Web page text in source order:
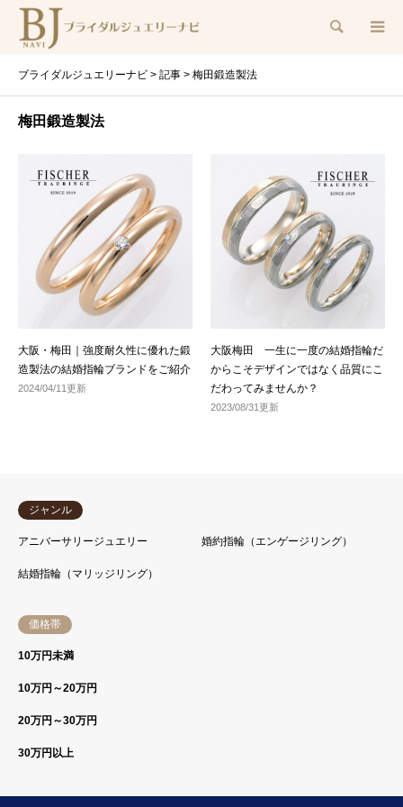
検索
ブライダルジュエリーナビ > 記事 > 梅田鍛造製法
梅田鍛造製法
大阪・梅田｜強度耐久性に優れた鍛
造製法の結婚指輪ブランドをご紹介
2024/04/11更新
大阪梅田 一生に一度の結婚指輪だ
からこそデザインではなく品質にこ
だわってみませんか？
2023/08/31更新
ジャンル
アニバーサリージュエリー 婚約指輪（エンゲージリング）
結婚指輪（マリッジリング）
価格帯
10万円未満
10万円～20万円
20万円～30万円
30万円以上